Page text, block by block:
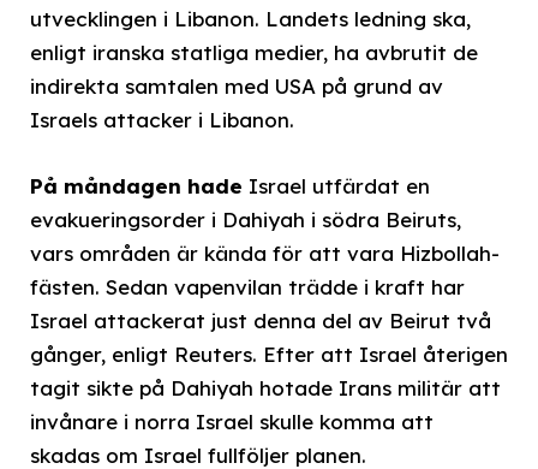
utvecklingen i Libanon. Landets ledning ska,
enligt iranska statliga medier, ha avbrutit de
indirekta samtalen med USA på grund av
Israels attacker i Libanon.
På måndagen hade Israel utfärdat en
evakueringsorder i Dahiyah i södra Beiruts,
vars områden är kända för att vara Hizbollah-
fästen. Sedan vapenvilan trädde i kraft har
Israel attackerat just denna del av Beirut två
gånger, enligt Reuters. Efter att Israel återigen
tagit sikte på Dahiyah hotade Irans militär att
invånare i norra Israel skulle komma att
skadas om Israel fullföljer planen.